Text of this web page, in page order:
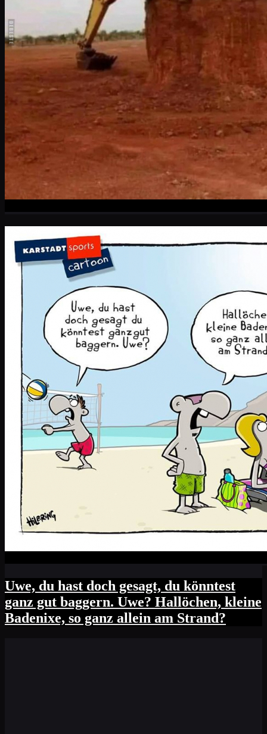
Uwe, du hast doch gesagt, du könntest
ganz gut baggern. Uwe? Hallöchen, kleine
Badenixe, so ganz allein am Strand?